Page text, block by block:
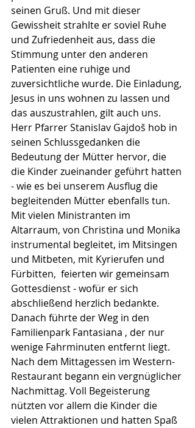
seinen Gruß. Und mit dieser
Gewissheit strahlte er soviel Ruhe
und Zufriedenheit aus, dass die
Stimmung unter den anderen
Patienten eine ruhige und
zuversichtliche wurde. Die Einladung,
Jesus in uns wohnen zu lassen und
das auszustrahlen, gilt auch uns.
Herr Pfarrer Stanislav Gajdoš hob in
seinen Schlussgedanken die
Bedeutung der Mütter hervor, die
die Kinder zueinander geführt hatten
- wie es bei unserem Ausflug die
begleitenden Mütter ebenfalls tun.
Mit vielen Ministranten im
Altarraum, von Christina und Monika
instrumental begleitet, im Mitsingen
und Mitbeten, mit Kyrierufen und
Fürbitten,  feierten wir gemeinsam
Gottesdienst - wofür er sich
abschließend herzlich bedankte.
Danach führte der Weg in den
Familienpark Fantasiana , der nur
wenige Fahrminuten entfernt liegt.
Nach dem Mittagessen im Western-
Restaurant begann ein vergnüglicher
Nachmittag. Voll Begeisterung
nützten vor allem die Kinder die
vielen Attraktionen und hatten Spaß